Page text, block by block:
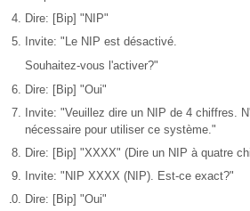
Dire: [Bip] "NIP"
Invite: "Le NIP est désactivé.
Souhaitez-vous l'activer?"
Dire: [Bip] "Oui"
Invite: "Veuillez dire un NIP de 4 chiffres.
nécessaire pour utiliser ce système."
Dire: [Bip] "XXXX" (Dire un NIP à quatre
Invite: "NIP XXXX (NIP). Est-ce exact?"
Dire: [Bip] "Oui"